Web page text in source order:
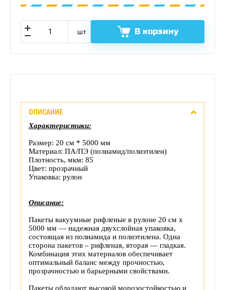
шт В корзину
Отзывы
(0)
Доставка
этого
товара
ОПИСАНИЕ
Характеристики:
Размер: 20 см * 5000 мм
Материал: ПА/ПЭ (полиамид/полиэтилен)
Плотность, мкм: 85
Цвет: прозрачный
Упаковка: рулон
Описание:
Пакеты вакуумные рифленые в рулоне 20 см х
5000 мм — надежная двухслойная упаковка,
состоящая из полиамида и полиэтилена. Одна
сторона пакетов – рифленая, вторая — гладкая.
Комбинация этих материалов обеспечивает
оптимальный баланс между прочностью,
прозрачностью и барьерными свойствами.
Пакеты обладают высокой морозостойкостью и